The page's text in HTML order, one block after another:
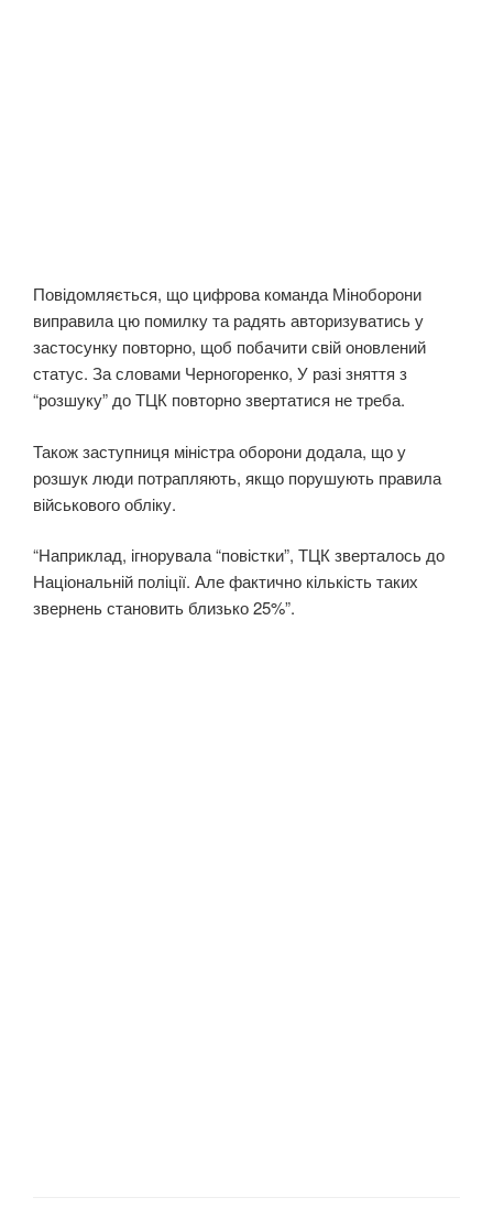
Повідомляється, що цифрова команда Міноборони
виправила цю помилку та радять авторизуватись у
застосунку повторно, щоб побачити свій оновлений
статус. За словами Черногоренко, У разі зняття з
“розшуку” до ТЦК повторно звертатися не треба.
Також заступниця міністра оборони додала, що у
розшук люди потрапляють, якщо порушують правила
військового обліку.
“Наприклад, ігнорувала “повістки”, ТЦК зверталось до
Національній поліції. Але фактично кількість таких
звернень становить близько 25%”.